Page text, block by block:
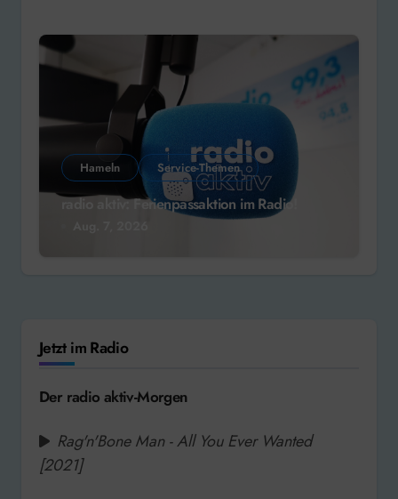
Hameln Service-Themen
radio aktiv: Ferienpassaktion im Radio!
Jetzt im Radio
Der radio aktiv-Morgen
Rag'n'Bone Man - All You Ever Wanted
[2021]